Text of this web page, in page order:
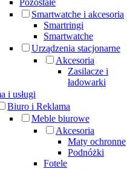
Pozostałe
Smartwatche i akcesoria
Smartringi
Smartwatche
Urządzenia stacjonarne
Akcesoria
Zasilacze i
ładowarki
i usługi
Biuro i Reklama
Meble biurowe
Akcesoria
Maty ochronne
Podnóżki
Fotele